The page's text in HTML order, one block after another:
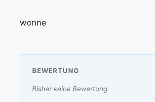
wonne
BEWERTUNG
Bisher keine Bewertung